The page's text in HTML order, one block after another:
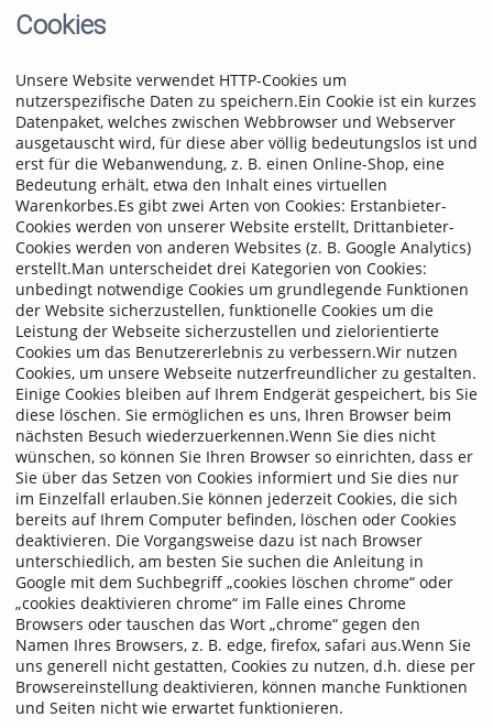
Cookies
Unsere Website verwendet HTTP-Cookies um
nutzerspezifische Daten zu speichern.Ein Cookie ist ein kurzes
Datenpaket, welches zwischen Webbrowser und Webserver
ausgetauscht wird, für diese aber völlig bedeutungslos ist und
erst für die Webanwendung, z. B. einen Online-Shop, eine
Bedeutung erhält, etwa den Inhalt eines virtuellen
Warenkorbes.Es gibt zwei Arten von Cookies: Erstanbieter-
Cookies werden von unserer Website erstellt, Drittanbieter-
Cookies werden von anderen Websites (z. B. Google Analytics)
erstellt.Man unterscheidet drei Kategorien von Cookies:
unbedingt notwendige Cookies um grundlegende Funktionen
der Website sicherzustellen, funktionelle Cookies um die
Leistung der Webseite sicherzustellen und zielorientierte
Cookies um das Benutzererlebnis zu verbessern.Wir nutzen
Cookies, um unsere Webseite nutzerfreundlicher zu gestalten.
Einige Cookies bleiben auf Ihrem Endgerät gespeichert, bis Sie
diese löschen. Sie ermöglichen es uns, Ihren Browser beim
nächsten Besuch wiederzuerkennen.Wenn Sie dies nicht
wünschen, so können Sie Ihren Browser so einrichten, dass er
Sie über das Setzen von Cookies informiert und Sie dies nur
im Einzelfall erlauben.Sie können jederzeit Cookies, die sich
bereits auf Ihrem Computer befinden, löschen oder Cookies
deaktivieren. Die Vorgangsweise dazu ist nach Browser
unterschiedlich, am besten Sie suchen die Anleitung in
Google mit dem Suchbegriff „cookies löschen chrome“ oder
„cookies deaktivieren chrome“ im Falle eines Chrome
Browsers oder tauschen das Wort „chrome“ gegen den
Namen Ihres Browsers, z. B. edge, firefox, safari aus.Wenn Sie
uns generell nicht gestatten, Cookies zu nutzen, d.h. diese per
Browsereinstellung deaktivieren, können manche Funktionen
und Seiten nicht wie erwartet funktionieren.